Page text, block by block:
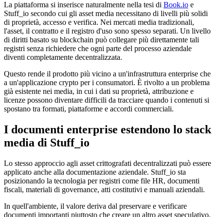
La piattaforma si inserisce naturalmente nella tesi di Book.io e
Stuff_io secondo cui gli asset media necessitano di livelli più solidi
di proprietà, accesso e verifica. Nei mercati media tradizionali,
l'asset, il contratto e il registro d'uso sono spesso separati. Un livello
di diritti basato su blockchain può collegare più direttamente tali
registri senza richiedere che ogni parte del processo aziendale
diventi completamente decentralizzata.
Questo rende il prodotto più vicino a un'infrastruttura enterprise che
a un'applicazione crypto per i consumatori. È rivolto a un problema
già esistente nei media, in cui i dati su proprietà, attribuzione e
licenze possono diventare difficili da tracciare quando i contenuti si
spostano tra formati, piattaforme e accordi commerciali.
I documenti enterprise estendono lo stack
media di Stuff_io
Lo stesso approccio agli asset crittografati decentralizzati può essere
applicato anche alla documentazione aziendale. Stuff_io sta
posizionando la tecnologia per registri come file HR, documenti
fiscali, materiali di governance, atti costitutivi e manuali aziendali.
In quell'ambiente, il valore deriva dal preservare e verificare
documenti importanti piuttosto che creare un altro asset speculativo.